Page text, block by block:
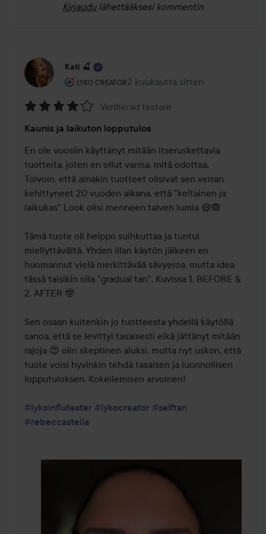
Kirjaudu lähettääksesi kommentin
Kati 🍒
LYKO CREATOR
Käyttäjän rooli: Lyko Creator.
2 kuukautta sitten
Viesti luotiin 2 kuukautta sitten
4
/
5
Verifierad testare
Kaunis ja laikuton lopputulos
En ole vuosiin käyttänyt mitään itseruskettavia
tuotteita, joten en ollut varma, mitä odottaa.
Toivoin, että ainakin tuotteet olisivat sen verran
kehittyneet 20 vuoden aikana, että "keltainen ja
laikukas" Look olisi menneen talven lumia 😅🙈
Tämä tuote oli helppo suihkuttaa ja tuntui
miellyttävältä. Yhden illan käytön jälkeen en
huomannut vielä merkittävää sävyeroa, mutta idea
tässä taisikin olla "gradual tan". Kuvissa 1. BEFORE &
2. AFTER 🤓
Sen osaan kuitenkin jo tuotteesta yhdellä käytöllä
sanoa, että se levittyi tasaisesti eikä jättänyt mitään
rajoja 😍 olin skeptinen aluksi, mutta nyt uskon, että
tuote voisi hyvinkin tehdä tasaisen ja luonnollisen
lopputuloksen. Kokeilemisen arvoinen!
#lykoinflutester #lykocreator #selftan
#rebeccastella